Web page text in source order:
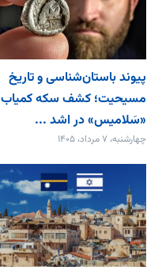
پیوند باستان‌شناسی و تاریخ
مسیحیت؛ کشف سکه کمیاب
«سَلامیس» در اشد ...
چهارشنبه، ۷ مرداد، ۱۴۰۵